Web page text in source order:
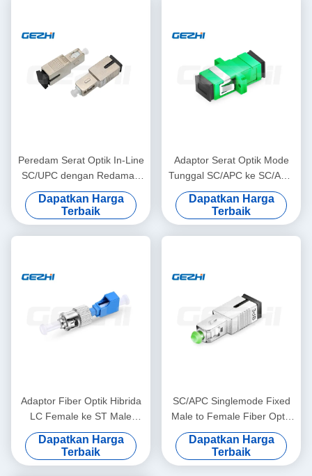
Peredam Serat Optik In-Line
SC/UPC dengan Redaman
0-25dB untuk Panjang
Gelombang 1310/1550nm
Dapatkan Harga
Terbaik
Adaptor Serat Optik Mode
Tunggal SC/APC ke SC/APC
dengan Pemasangan
Berflensa Penuh dan
Selongsong Penyelarasan
Keramik untuk Kehilangan
Dapatkan Harga
Terbaik
Adaptor Fiber Optik Hibrida
LC Female ke ST Male
dengan Kerugian Sisipan
≤0.5dB untuk Jaringan Mode
Tunggal OS2
Dapatkan Harga
Terbaik
SC/APC Singlemode Fixed
Male to Female Fiber Optic
Attenuator dengan
Attenuation 3dB untuk Daya
Optik yang Stabil
Dapatkan Harga
Terbaik